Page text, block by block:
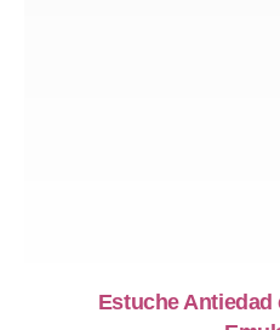
Estuche Antiedad